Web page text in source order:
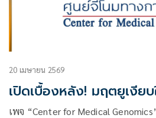
20 เมษายน 2569
เปิดเบื้องหลัง! มฤตยูเงียบ
เพจ “Center for Medical